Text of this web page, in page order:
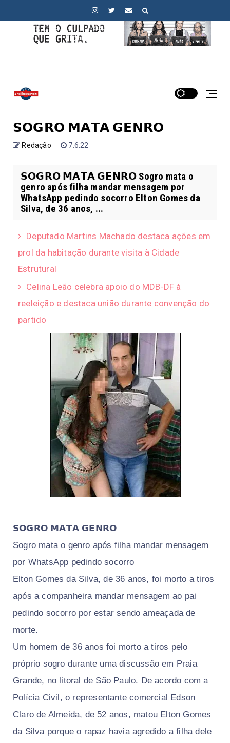
𝗦𝗢𝗚𝗥𝗢 𝗠𝗔𝗧𝗔 𝗚𝗘𝗡𝗥𝗢
Redação 7.6.22
𝗦𝗢𝗚𝗥𝗢 𝗠𝗔𝗧𝗔 𝗚𝗘𝗡𝗥𝗢 Sogro mata o
genro após filha mandar mensagem por
WhatsApp pedindo socorro Elton Gomes da
Silva, de 36 anos, ...
Deputado Martins Machado destaca ações em
prol da habitação durante visita à Cidade
Estrutural
Celina Leão celebra apoio do MDB-DF à
reeleição e destaca união durante convenção do
partido
𝗦𝗢𝗚𝗥𝗢 𝗠𝗔𝗧𝗔 𝗚𝗘𝗡𝗥𝗢
Sogro mata o genro após filha mandar mensagem
por WhatsApp pedindo socorro
Elton Gomes da Silva, de 36 anos, foi morto a tiros
após a companheira mandar mensagem ao pai
pedindo socorro por estar sendo ameaçada de
morte.
Um homem de 36 anos foi morto a tiros pelo
próprio sogro durante uma discussão em Praia
Grande, no litoral de São Paulo. De acordo com a
Polícia Civil, o representante comercial Edson
Claro de Almeida, de 52 anos, matou Elton Gomes
da Silva porque o rapaz havia agredido a filha dele